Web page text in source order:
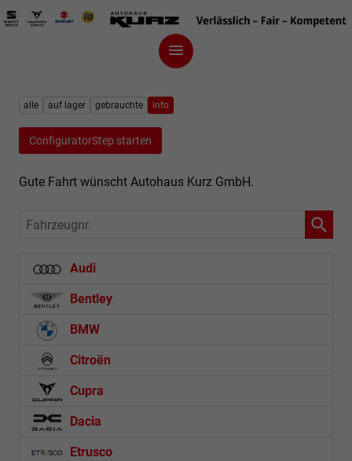
alle auf lager gebrauchte info
ConfiguratorStep starten
Gute Fahrt wünscht Autohaus Kurz GmbH.
Fahrzeugnr.
Audi
Bentley
BMW
Citroën
Cupra
Dacia
Etrusco